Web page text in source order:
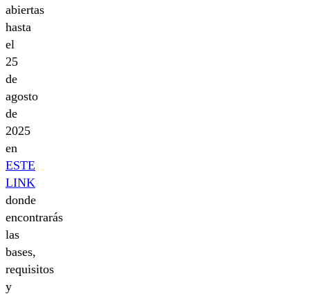
abiertas
hasta
el
25
de
agosto
de
2025
en
ESTE
LINK
donde
encontrarás
las
bases,
requisitos
y